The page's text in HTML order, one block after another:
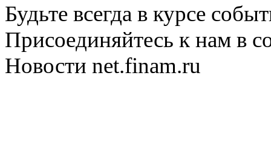
Будьте всегда в курсе
Присоединяйтесь к нам в
Новости net.finam.ru